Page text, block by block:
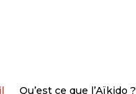
Qu’est ce que l’Aïkido ?